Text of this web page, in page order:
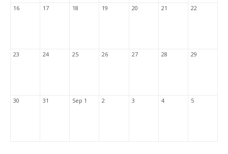
16 17 18 19 20 21 22
23 24 25 26 27 28 29
30 31 Sep 1 2 3 4 5